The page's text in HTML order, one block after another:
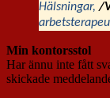
Hälsningar,/
Min kontorsstol
Har ännu inte fått
skickade